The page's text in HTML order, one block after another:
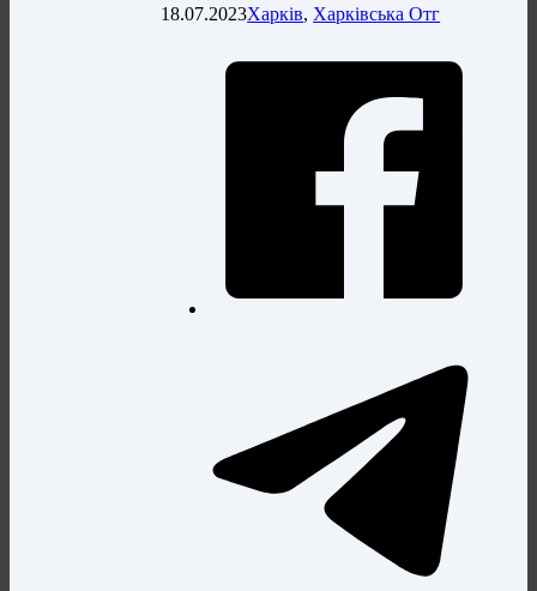
18.07.2023Харків, Харківська Отг